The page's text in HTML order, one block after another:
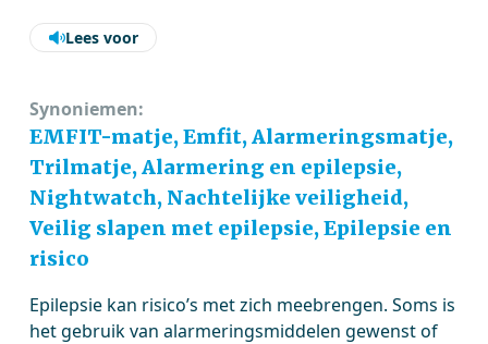
Lees voor
Synoniemen:
EMFIT-matje, Emfit, Alarmeringsmatje,
Trilmatje, Alarmering en epilepsie,
Nightwatch, Nachtelijke veiligheid,
Veilig slapen met epilepsie, Epilepsie en
risico
Epilepsie kan risico’s met zich meebrengen. Soms is
het gebruik van alarmeringsmiddelen gewenst of